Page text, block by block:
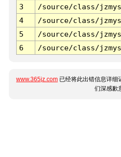
3 /source/class/
4
/source/class/
5
/source/class/
6
/source/class/
www.365jz.com 已经将此出错信息详细
们深感歉